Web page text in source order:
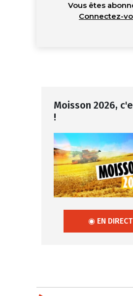
Vous êtes
Connectez-
Moisson 2026,
!
◉ EN DIRECT